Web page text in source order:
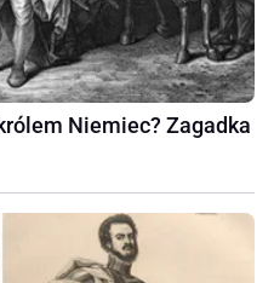
Niemiec? Zagadka